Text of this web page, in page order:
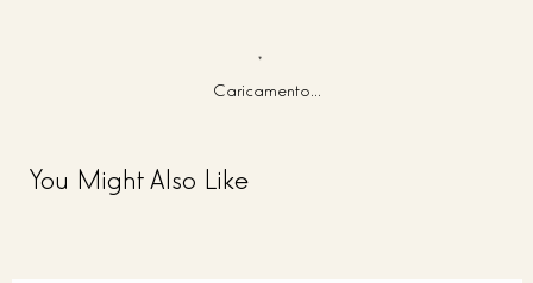
Caricamento...
You Might Also Like